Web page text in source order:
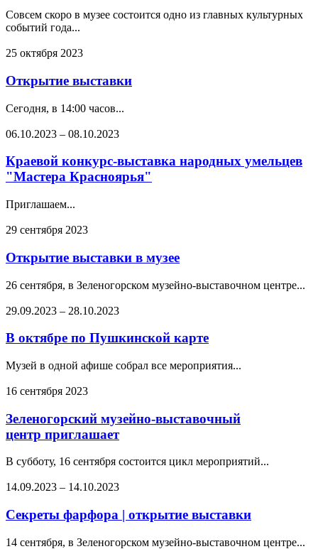
Совсем скоро в музее состоится одно из главных культурных
событий года...
25 октября 2023
Открытие выставки
Сегодня, в 14:00 часов...
06.10.2023 – 08.10.2023
Краевой конкурс-выставка народных умельцев
"Мастера Красноярья"
Приглашаем...
29 сентября 2023
Открытие выставки в музее
26 сентября, в Зеленогорском музейно-выставочном центре...
29.09.2023 – 28.10.2023
В октябре по Пушкинской карте
Музей в одной афише собрал все мероприятия...
16 сентября 2023
Зеленогорский музейно-выставочный
центр приглашает
В субботу, 16 сентября состоится цикл мероприятий...
14.09.2023 – 14.10.2023
Секреты фарфора | открытие выставки
14 сентября, в Зеленогорском музейно-выставочном центре...